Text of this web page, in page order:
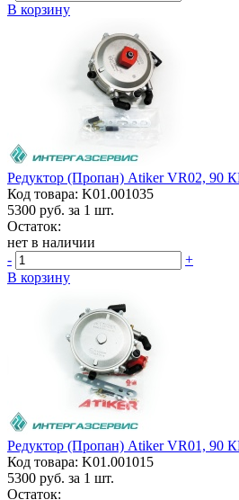
В корзину
Редуктор (пропан) Atiker VR02, 90
Код товара: K01.001035
5300 руб. за 1 шт.
Остаток:
нет в наличии
-
+
В корзину
Редуктор (пропан) Atiker VR01, 90
Код товара: K01.001015
5300 руб. за 1 шт.
Остаток: